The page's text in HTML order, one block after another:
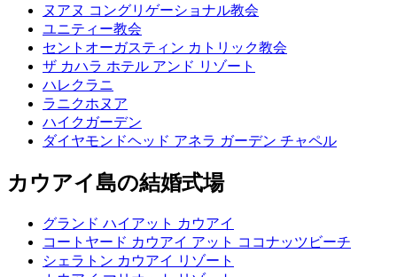
ヌアヌ コングリゲーショナル教会
ユニティー教会
セントオーガスティン カトリック教会
ザ カハラ ホテル アンド リゾート
ハレクラニ
ラニクホヌア
ハイクガーデン
ダイヤモンドヘッド アネラ ガーデン チャペル
カウアイ島の結婚式場
グランド ハイアット カウアイ
コートヤード カウアイ アット ココナッツビーチ
シェラトン カウアイ リゾート